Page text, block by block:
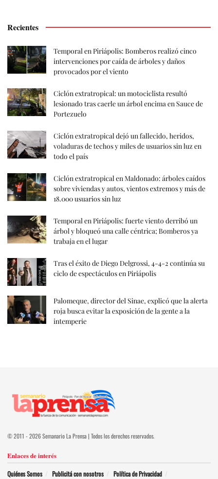
Recientes
Temporal en Piriápolis: Bomberos realizó cinco
intervenciones por caída de árboles y daños
provocados por el viento
Ciclón extratropical: un motociclista resultó
lesionado tras caerle un árbol encima en Sauce de
Portezuelo
Ciclón extratropical dejó un fallecido, heridos,
voladuras de techos y miles de usuarios sin luz en
todo el país
Ciclón extratropical en Maldonado: árboles caídos
sobre viviendas y autos, vientos extremos y más de
18.000 usuarios sin luz
Temporal en Piriápolis: fuerte viento derribó un
árbol y bloqueó una calle céntrica; Bomberos ya
trabaja en el lugar
Tras el éxito de Diego Delgrossi, 4-4-2 continúa su
ciclo de espectáculos en Piriápolis
Palomeque, director del Sinae, explicó que la alerta
roja busca evitar la exposición de la gente a la
intemperie
© 2011 - 2026 Semanario La Prensa | Todos los derechos reservados.
Enlaces de interés
Quiénes Somos Publicitá con nosotros Política de Privacidad